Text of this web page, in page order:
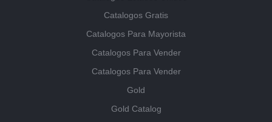
Catalogos Gratis
Catalogos Para Mayorista
Catalogos Para Vender
Catalogos Para Vender
Gold
Gold Catalog